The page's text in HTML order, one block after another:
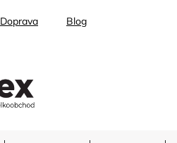
Doprava Blog